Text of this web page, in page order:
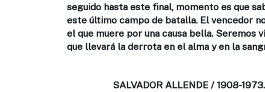
seguido hasta este final, momento es que
este último campo de batalla. El vencedor
el que muere por una causa bella. Seremos
que llevará la derrota en el alma y en la
SALVADOR ALLENDE / 1908-1973.